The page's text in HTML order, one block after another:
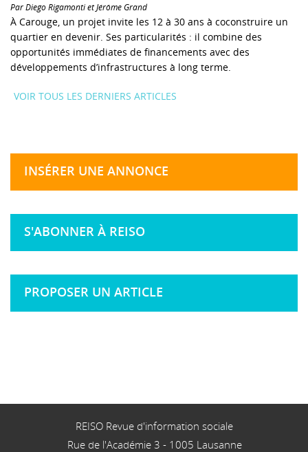
Par Diego Rigamonti et Jérôme Grand
À Carouge, un projet invite les 12 à 30 ans à coconstruire un
quartier en devenir. Ses particularités : il combine des
opportunités immédiates de financements avec des
développements d’infrastructures à long terme.
VOIR TOUS LES DERNIERS ARTICLES
INSÉRER UNE ANNONCE
S'ABONNER À REISO
PROPOSER UN ARTICLE
REISO Revue d'information sociale
Rue de l'Académie 3 - 1005 Lausanne